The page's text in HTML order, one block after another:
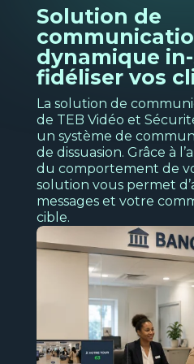
l'analyse des
Découvrir
Sécurité
Pour protéger les
de votre entreprise.
Découvrir
Télé-vidéosurveillance
Formation
Location et
Voir la page →
Solution de
dynamique
fidéliser vos
La solution de
de TEB Vidéo et
un système de
de dissuasion. Grâce à
du comportement de
solution vous permet
messages et votre
cible.